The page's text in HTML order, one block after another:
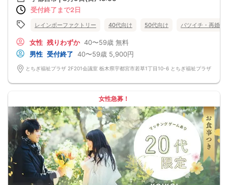
受付終了まで2日
レインボーファクトリー 40代向け 50代向け バツイチ・再婚
女性 残りわずか 40〜59歳 無料
男性 受付終了 40〜59歳 5,900円
とちぎ福祉プラザ 2F201会議室 栃木県宇都宮市若草1丁目10-6 とちぎ福祉プラザ
女性急募！